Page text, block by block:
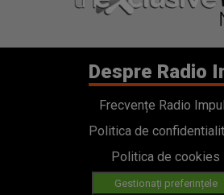
Despre Radio
Frecvențe Radio
Politica de
Politica de cookies
Gestionați preferințele